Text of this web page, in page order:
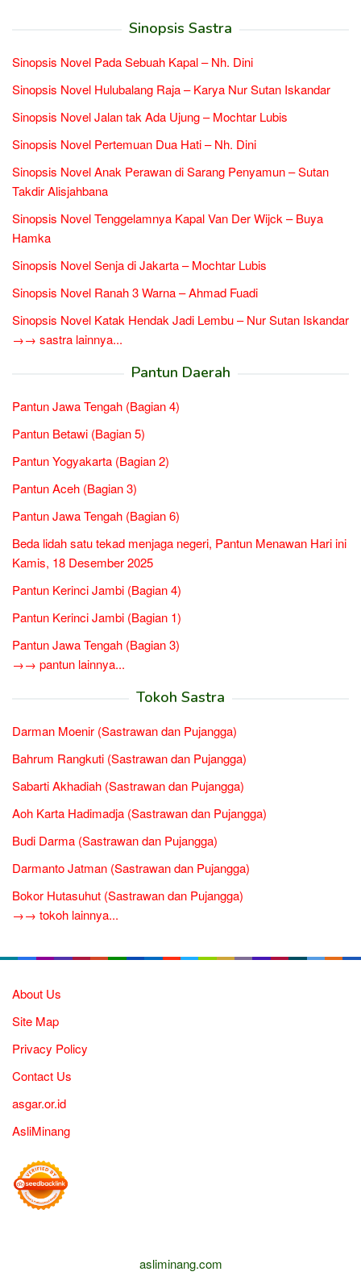
Sinopsis Sastra
Sinopsis Novel Pada Sebuah Kapal – Nh. Dini
Sinopsis Novel Hulubalang Raja – Karya Nur Sutan Iskandar
Sinopsis Novel Jalan tak Ada Ujung – Mochtar Lubis
Sinopsis Novel Pertemuan Dua Hati – Nh. Dini
Sinopsis Novel Anak Perawan di Sarang Penyamun – Sutan
Takdir Alisjahbana
Sinopsis Novel Tenggelamnya Kapal Van Der Wijck – Buya
Hamka
Sinopsis Novel Senja di Jakarta – Mochtar Lubis
Sinopsis Novel Ranah 3 Warna – Ahmad Fuadi
Sinopsis Novel Katak Hendak Jadi Lembu – Nur Sutan Iskandar
→→ sastra lainnya...
Pantun Daerah
Pantun Jawa Tengah (Bagian 4)
Pantun Betawi (Bagian 5)
Pantun Yogyakarta (Bagian 2)
Pantun Aceh (Bagian 3)
Pantun Jawa Tengah (Bagian 6)
Beda lidah satu tekad menjaga negeri, Pantun Menawan Hari ini
Kamis, 18 Desember 2025
Pantun Kerinci Jambi (Bagian 4)
Pantun Kerinci Jambi (Bagian 1)
Pantun Jawa Tengah (Bagian 3)
→→ pantun lainnya...
Tokoh Sastra
Darman Moenir (Sastrawan dan Pujangga)
Bahrum Rangkuti (Sastrawan dan Pujangga)
Sabarti Akhadiah (Sastrawan dan Pujangga)
Aoh Karta Hadimadja (Sastrawan dan Pujangga)
Budi Darma (Sastrawan dan Pujangga)
Darmanto Jatman (Sastrawan dan Pujangga)
Bokor Hutasuhut (Sastrawan dan Pujangga)
→→ tokoh lainnya...
About Us
Site Map
Privacy Policy
Contact Us
asgar.or.id
AsliMinang
asliminang.com